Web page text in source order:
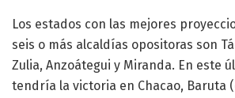
Los estados con las mejores
seis o más alcaldías opositoras son
Zulia, Anzoátegui y Miranda. En este
tendría la victoria en Chacao, Baruta